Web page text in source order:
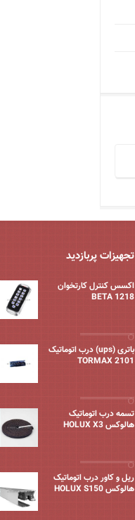
تجهیزات پربازدید
اکسس کنترل کارتخوان
BETA 1218
باتری (ups) درب اتوماتیک
TORMAX 2101
تسمه درب اتوماتیک
هالوکس HOLUX X3
ریل و کاور درب اتوماتیک
هالوکس HOLUX S150